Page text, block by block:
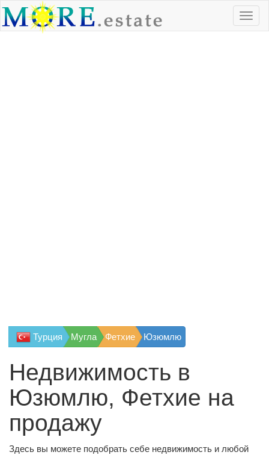
Турция Мугла Фетхие Юзюмлю
Недвижимость в
Юзюмлю, Фетхие на
продажу
Здесь вы можете подобрать себе недвижимость и любой